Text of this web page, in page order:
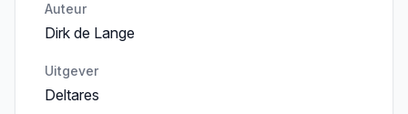
Auteur
Dirk de Lange
Uitgever
Deltares